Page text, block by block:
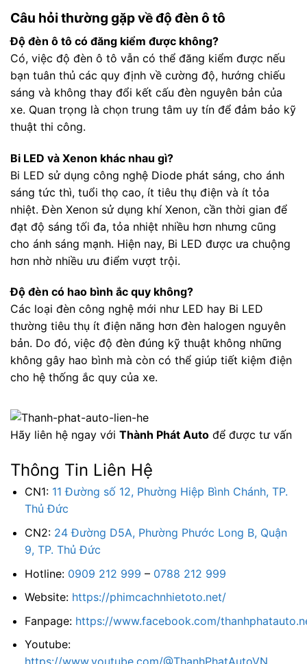
Câu hỏi thường gặp về độ đèn ô tô
Độ đèn ô tô có đăng kiểm được không?
Có, việc độ đèn ô tô vẫn có thể đăng kiểm được nếu
bạn tuân thủ các quy định về cường độ, hướng chiếu
sáng và không thay đổi kết cấu đèn nguyên bản của
xe. Quan trọng là chọn trung tâm uy tín để đảm bảo kỹ
thuật thi công.
Bi LED và Xenon khác nhau gì?
Bi LED sử dụng công nghệ Diode phát sáng, cho ánh
sáng tức thì, tuổi thọ cao, ít tiêu thụ điện và ít tỏa
nhiệt. Đèn Xenon sử dụng khí Xenon, cần thời gian để
đạt độ sáng tối đa, tỏa nhiệt nhiều hơn nhưng cũng
cho ánh sáng mạnh. Hiện nay, Bi LED được ưa chuộng
hơn nhờ nhiều ưu điểm vượt trội.
Độ đèn có hao bình ắc quy không?
Các loại đèn công nghệ mới như LED hay Bi LED
thường tiêu thụ ít điện năng hơn đèn halogen nguyên
bản. Do đó, việc độ đèn đúng kỹ thuật không những
không gây hao bình mà còn có thể giúp tiết kiệm điện
cho hệ thống ắc quy của xe.
Hãy liên hệ ngay với Thành Phát Auto để được tư vấn
Thông Tin Liên Hệ
CN1: 11 Đường số 12, Phường Hiệp Bình Chánh, TP.
Thủ Đức
CN2: 24 Đường D5A, Phường Phước Long B, Quận
9, TP. Thủ Đức
Hotline: 0909 212 999 – 0788 212 999
Website: https://phimcachnhietoto.net/
Fanpage: https://www.facebook.com/
Youtube: